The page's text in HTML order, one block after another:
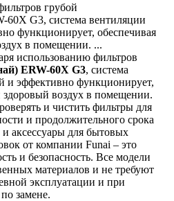
грубой
60X G3, система вентиляции
функционирует, обеспечивая
в помещении. ...
использованию фильтров
ERW-60X G3, система
и эффективно функционирует,
воздух в помещении.
и чистить фильтры для
и продолжительного срока
аксессуары для бытовых
от компании Funai – это
и безопасность. Все модели
материалов и не требуют
эксплуатации и при
замене.